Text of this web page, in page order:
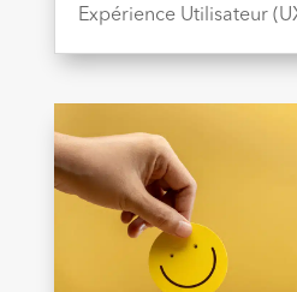
Expérience Utilisateur